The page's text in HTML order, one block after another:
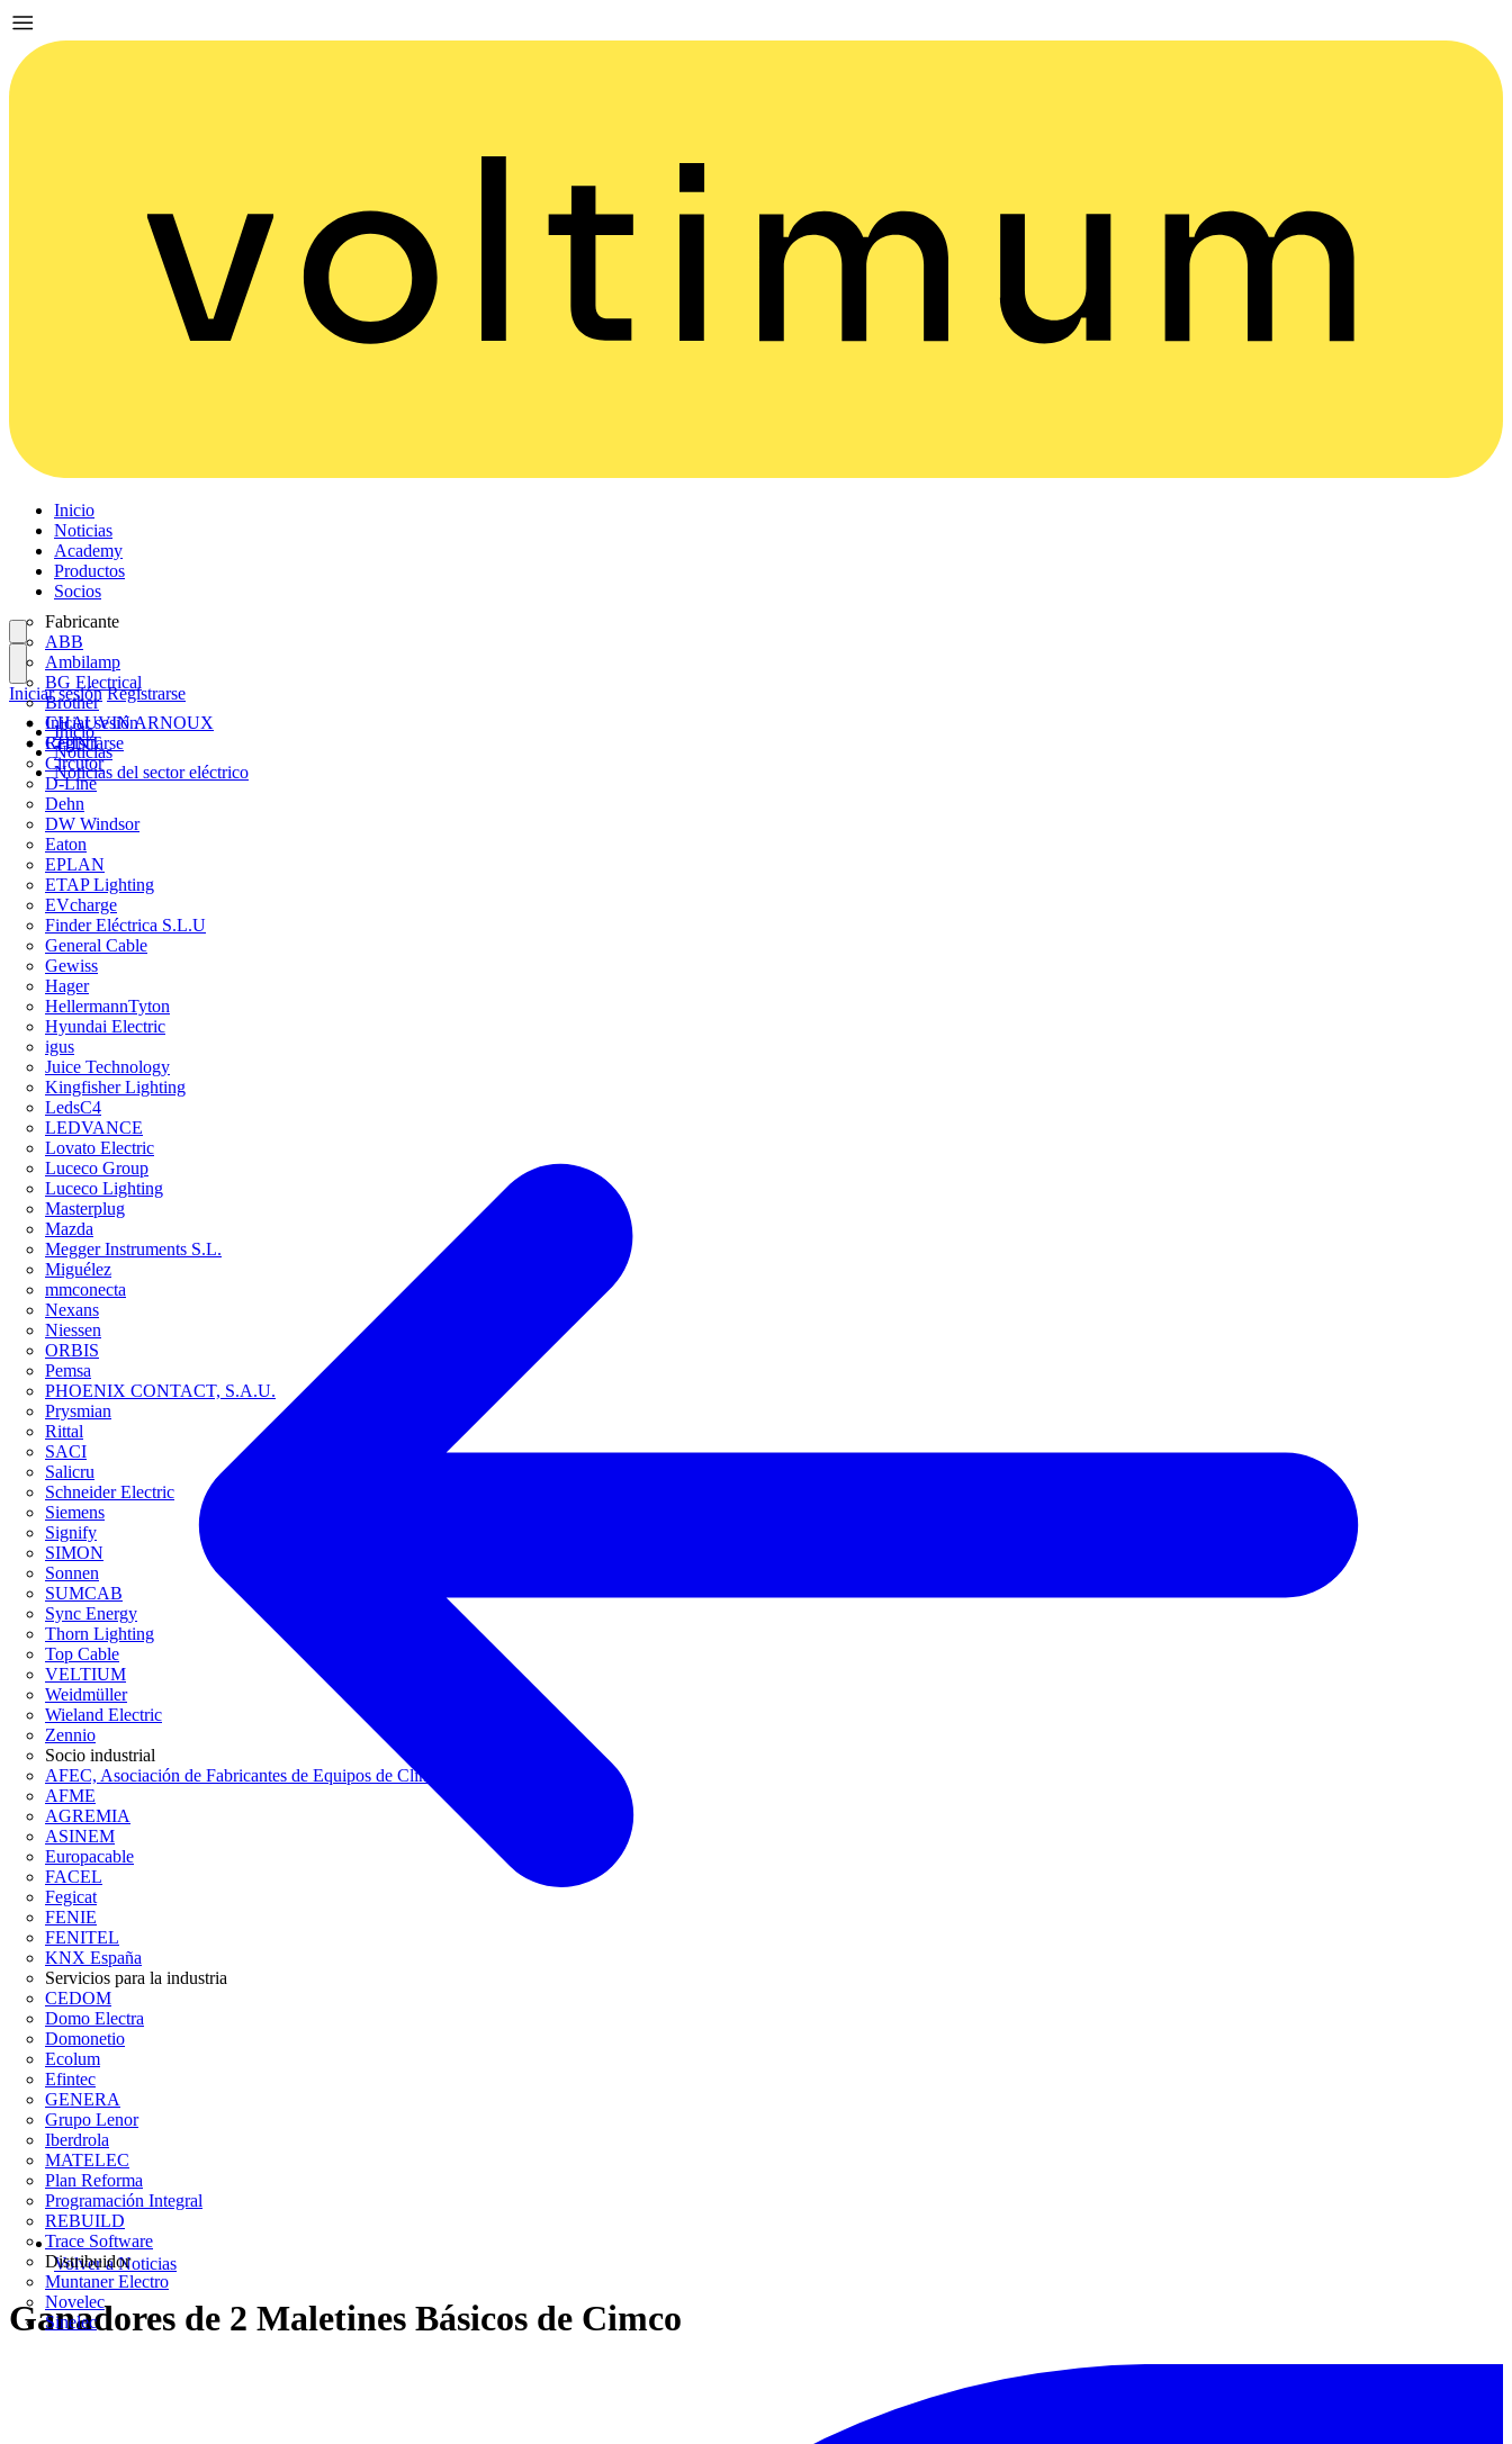
Inicio
Noticias
Academy
Productos
Socios
Fabricante
ABB
Ambilamp
BG Electrical
Brother
CHAUVIN ARNOUX
CHINT
Circutor
D-Line
Dehn
DW Windsor
Eaton
EPLAN
ETAP Lighting
EVcharge
Finder Eléctrica S.L.U
General Cable
Gewiss
Hager
HellermannTyton
Hyundai Electric
igus
Juice Technology
Kingfisher Lighting
LedsC4
LEDVANCE
Lovato Electric
Luceco Group
Luceco Lighting
Masterplug
Mazda
Megger Instruments S.L.
Miguélez
mmconecta
Nexans
Niessen
ORBIS
Pemsa
PHOENIX CONTACT, S.A.U.
Prysmian
Rittal
SACI
Salicru
Schneider Electric
Siemens
Signify
SIMON
Sonnen
SUMCAB
Sync Energy
Thorn Lighting
Top Cable
VELTIUM
Weidmüller
Wieland Electric
Zennio
Socio industrial
AFEC, Asociación de Fabricantes de Equipos de Climatización
AFME
AGREMIA
ASINEM
Europacable
FACEL
Fegicat
FENIE
FENITEL
KNX España
Servicios para la industria
CEDOM
Domo Electra
Domonetio
Ecolum
Efintec
GENERA
Grupo Lenor
Iberdrola
MATELEC
Plan Reforma
Programación Integral
REBUILD
Trace Software
Distribuidor
Muntaner Electro
Novelec
Sinelec
Iniciar sesión
Registrarse
Iniciar sesión Registrarse
Inicio
Noticias
Noticias del sector eléctrico
Volver a Noticias
Ganadores de 2 Maletines Básicos de Cimco